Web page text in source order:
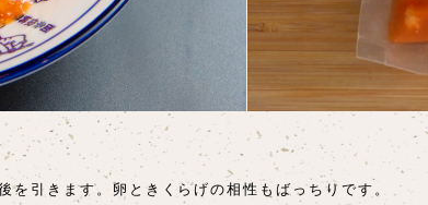
を引きます。卵ときくらげの相性もばっちりです。